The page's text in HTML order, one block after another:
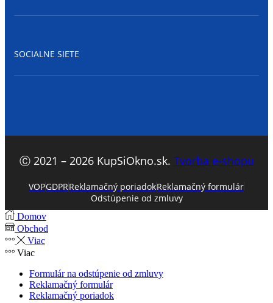
SOCIALNE SIETE
Ⓒ 2021 – 2026 KupSiOkno.sk. Tvorba e-shopu
VOPGDPRReklamačný poriadokReklamačný formulár
Odstúpenie od zmluvy
Domov
Obchod
Viac
Viac
Formulár na odstúpenie od zmluvy
Reklamačný formulár
Reklamačný poriadok